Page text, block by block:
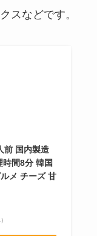
スなどです。
前 国内製造
時間8分 韓国
メ チーズ 甘